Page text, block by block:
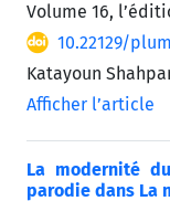
Volume 16,
10.22129/
Katayoun
Afficher l’article
La modernité
parodie dans La